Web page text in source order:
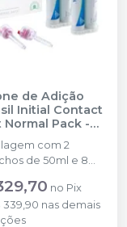
de Adição
Initial Contact
Normal Pack -
com 2
de 50ml e 8
no Pix
339,90 nas demais